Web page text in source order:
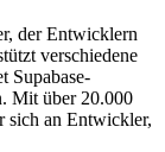
der Entwicklern
verschiedene
Supabase-
Mit über 20.000
sich an Entwickler,